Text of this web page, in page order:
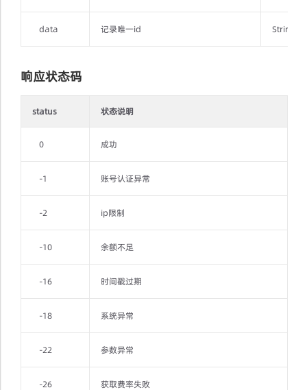
data 记录唯一id String
响应状态码
status 状态说明
0 成功
-1 账号认证异常
-2 ip限制
-10 余额不足
-16 时间戳过期
-18 系统异常
-22 参数异常
-26 获取费率失败